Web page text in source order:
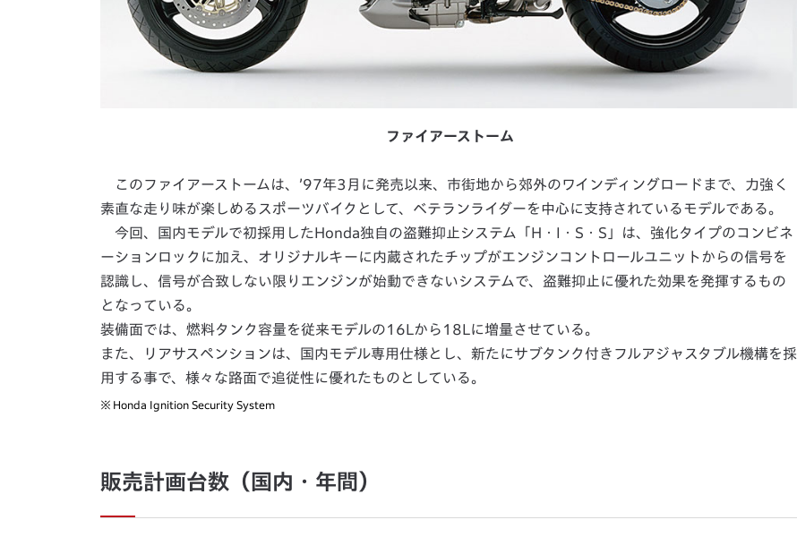
ファイアーストーム
このファイアーストームは、’97年3月に発売以来、市街地から郊外のワインディングロードまで、力強く
素直な走り味が楽しめるスポーツバイクとして、ベテランライダーを中心に支持されているモデルである。
今回、国内モデルで初採用したHonda独自の盗難抑止システム「H・I・S・S」は、強化タイプのコンビネ
ーションロックに加え、オリジナルキーに内蔵されたチップがエンジンコントロールユニットからの信号を
認識し、信号が合致しない限りエンジンが始動できないシステムで、盗難抑止に優れた効果を発揮するもの
となっている。
装備面では、燃料タンク容量を従来モデルの16Lから18Lに増量させている。
また、リアサスペンションは、国内モデル専用仕様とし、新たにサブタンク付きフルアジャスタブル機構を採
用する事で、様々な路面で追従性に優れたものとしている。
※ Honda Ignition Security System
販売計画台数（国内・年間）